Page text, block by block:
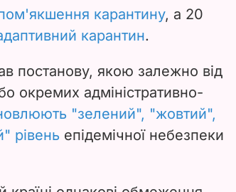
карантину, а 20
карантин.
постанову, якою залежно від
окремих адміністративно-
"зелений", "жовтий",
рівень епідемічної небезпеки